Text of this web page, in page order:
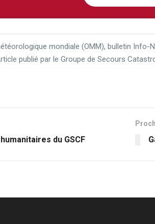
mondiale (OMM), bulletin
publié par le Groupe de Secours
du GSCF